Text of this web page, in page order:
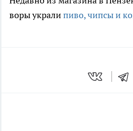
воры укралипиво, чипсы и